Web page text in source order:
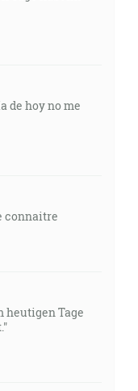
de hoy no me
connaitre
heutigen Tage